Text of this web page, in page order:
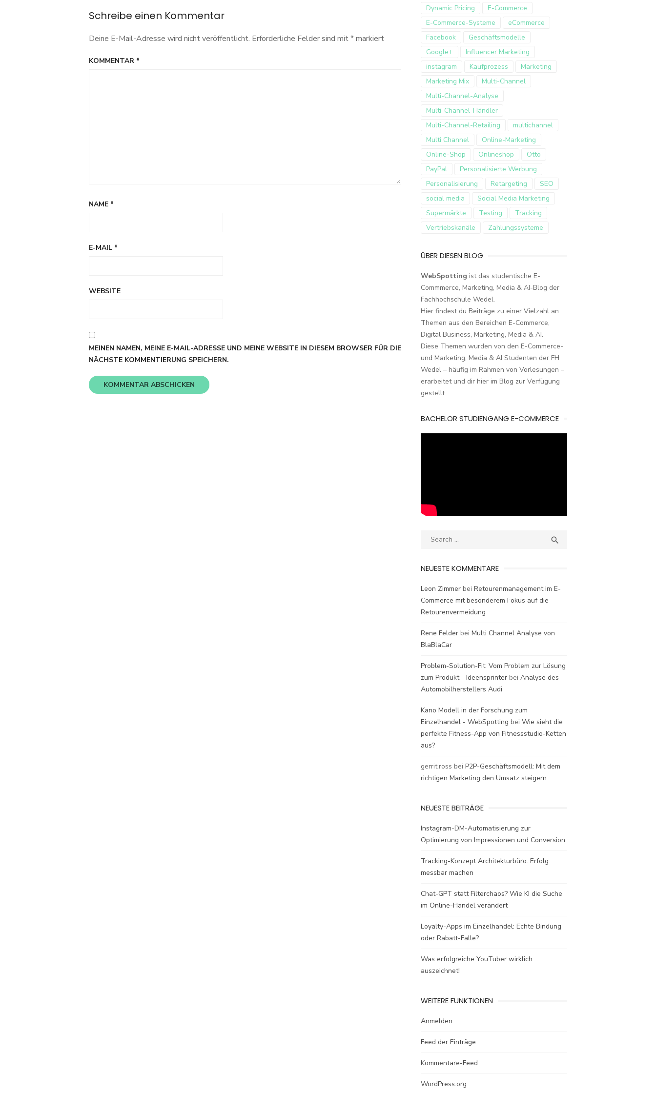
Schreibe einen Kommentar
Deine E-Mail-Adresse wird nicht veröffentlicht. Erforderliche Felder sind mit*markiert
KOMMENTAR *
NAME *
E-MAIL *
WEBSITE
MEINEN NAMEN, MEINE E-MAIL-ADRESSE UND MEINE WEBSITE IN DIESEM BROWSER FÜR DIE
NÄCHSTE KOMMENTIERUNG SPEICHERN.
Dynamic Pricing
E-Commerce
E-Commerce-Systeme
eCommerce
Facebook
Geschäftsmodelle
Google+
Influencer Marketing
instagram
Kaufprozess
Marketing
Marketing Mix
Multi-Channel
Multi-Channel-Analyse
Multi-Channel-Händler
Multi-Channel-Retailing
multichannel
Multi Channel
Online-Marketing
Online-Shop
Onlineshop
Otto
PayPal
Personalisierte Werbung
Personalisierung
Retargeting
SEO
social media
Social Media Marketing
Supermärkte
Testing
Tracking
Vertriebskanäle
Zahlungssysteme
ÜBER DIESEN BLOG
WebSpotting ist das studentische E-
Commmerce, Marketing, Media & AI-Blog der
Fachhochschule Wedel.
Hier findest du Beiträge zu einer Vielzahl an
Themen aus den Bereichen E-Commerce,
Digital Business, Marketing, Media & AI.
Diese Themen wurden von den E-Commerce-
und Marketing, Media & AI Studenten der FH
Wedel – häufig im Rahmen von Vorlesungen –
erarbeitet und dir hier im Blog zur Verfügung
gestellt.
BACHELOR STUDIENGANG E-COMMERCE
Search

NEUESTE KOMMENTARE
Leon Zimmer bei Retourenmanagement im E-
Commerce mit besonderem Fokus auf die
Retourenvermeidung
Rene Felder bei Multi Channel Analyse von
BlaBlaCar
Problem-Solution-Fit: Vom Problem zur Lösung
zum Produkt - Ideensprinter bei Analyse des
Automobilherstellers Audi
Kano Modell in der Forschung zum
Einzelhandel - WebSpotting bei Wie sieht die
perfekte Fitness-App von Fitnessstudio-Ketten
aus?
gerrit.ross bei P2P-Geschäftsmodell: Mit dem
richtigen Marketing den Umsatz steigern
NEUESTE BEITRÄGE
Instagram-DM-Automatisierung zur
Optimierung von Impressionen und Conversion
Tracking-Konzept Architekturbüro: Erfolg
messbar machen
Chat-GPT statt Filterchaos? Wie KI die Suche
im Online-Handel verändert
Loyalty-Apps im Einzelhandel: Echte Bindung
oder Rabatt-Falle?
Was erfolgreiche YouTuber wirklich
auszeichnet!
WEITERE FUNKTIONEN
Anmelden
Feed der Einträge
Kommentare-Feed
WordPress.org